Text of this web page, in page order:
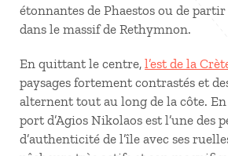
étonnantes de Phaestos ou de
dans le massif de Rethymnon.
En quittant le centre, l’est de la
paysages fortement contrastés et
alternent tout au long de la côte.
port d’Agios Nikolaos est l’une des
d’authenticité de l’île avec ses